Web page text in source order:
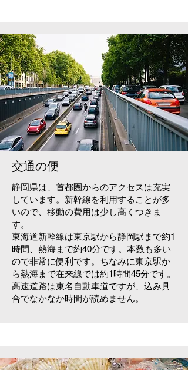
交通の便
静岡県は、首都圏からのアクセスは充実
しています。新幹線を利用することが多
いので、移動の費用は少し高くつきま
す。
東海道新幹線は東京駅から静岡駅まで約1
時間、熱海まで約40分です。本数も多い
ので非常に便利です。ちなみに東京駅か
ら熱海まで在来線では約1時間45分です。
高速道路は東名自動車道ですが、込み具
合でなかなか時間が読めません。